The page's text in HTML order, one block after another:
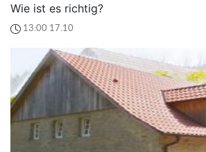
Wie ist es richtig?
13:00 17.10